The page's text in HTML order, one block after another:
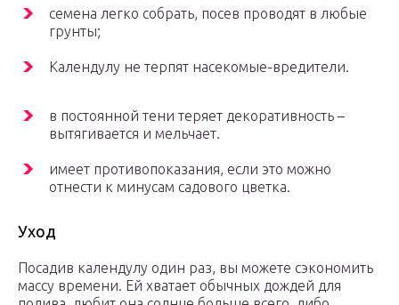
семена легко собрать, посев проводят в любые
грунты;
Календулу не терпят насекомые-вредители.
в постоянной тени теряет декоративность –
вытягивается и мельчает.
имеет противопоказания, если это можно
отнести к минусам садового цветка.
Уход
Посадив календулу один раз, вы можете сэкономить
массу времени. Ей хватает обычных дождей для